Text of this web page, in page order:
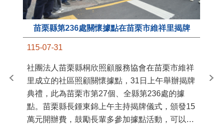
苗栗縣第236處關懷據點在苗栗市維祥里揭牌
115-07-31
社團法人苗栗縣桐欣照顧服務協會在苗栗市維祥
里成立的社區照顧關懷據點，31日上午舉辦揭牌
典禮，此為苗栗市第27個、全縣第236處的據
點。苗栗縣長鍾東錦上午主持揭牌儀式，頒發15
萬元開辦費，鼓勵長輩多參加據點活動，可以更
苗